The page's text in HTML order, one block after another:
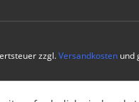
zzgl.Versandkostenund
© by packing4u |